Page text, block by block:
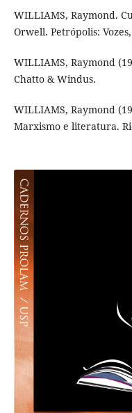
WILLIAMS, Raymond.
Orwell. Petrópolis:
WILLIAMS, Raymond
Chatto & Windus.
WILLIAMS, Raymond
Marxismo e literatura.